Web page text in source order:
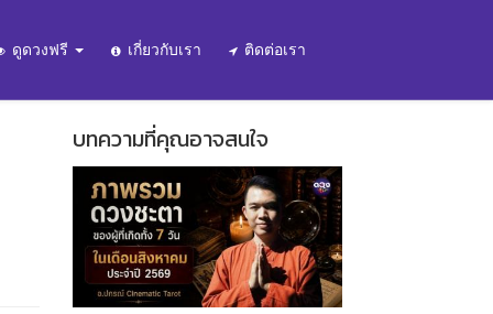
ดูดวงฟรี เกี่ยวกับเรา ติดต่อเรา
บทความที่คุณอาจสนใจ